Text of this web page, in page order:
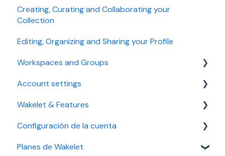
Individual plans
Creating, Curating and Collaborating your
Collection
Editing, Organizing and Sharing your Profile
Workspaces and Groups
Managing a Workspace
Troubleshooting
Managing a Group
Account settings
Accessibility settings
Setting up your account
Troubleshooting
Wakelet & Features
Bookmarks
Community
Configuración de la cuenta
Solución de problemas
Planes de Wakelet